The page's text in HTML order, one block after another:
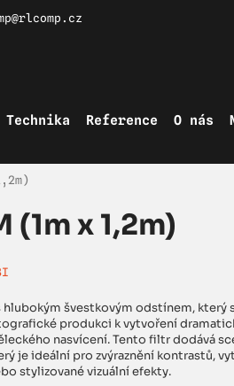
Technika Reference O nás
(1m x 1,2m)
švestkovým odstínem, který
produkci k vytvoření
nasvícení. Tento filtr dodává
je ideální pro zvýraznění kontrastů,
stylizované vizuální efekty.